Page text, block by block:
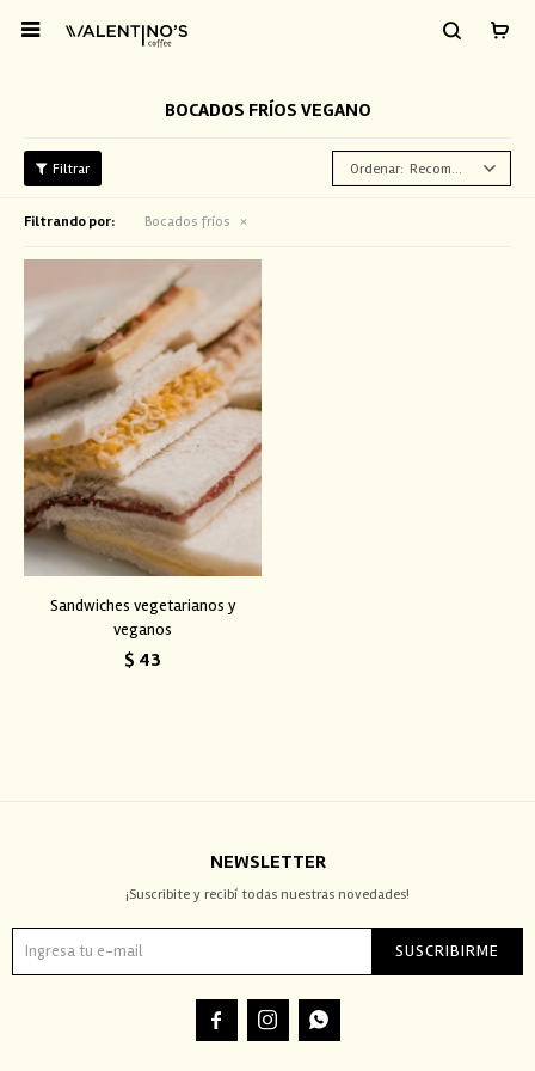

BOCADOS FRÍOS VEGANO
Recomendados
Filtrando por: Bocados fríos
Sandwiches vegetarianos y
veganos
$ 43
NEWSLETTER
¡Suscribite y recibí todas nuestras novedades!
SUSCRIBIRME
  